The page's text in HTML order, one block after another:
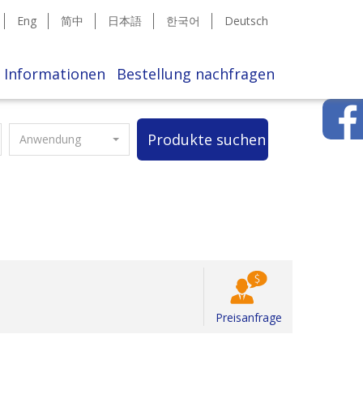
Eng 简中 日本語 한국어 Deutsch
Informationen Bestellung nachfragen
Anwendung Produkte suchen
Preisanfrage